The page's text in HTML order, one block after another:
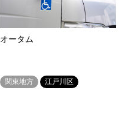
オータム
関東地方 江戸川区